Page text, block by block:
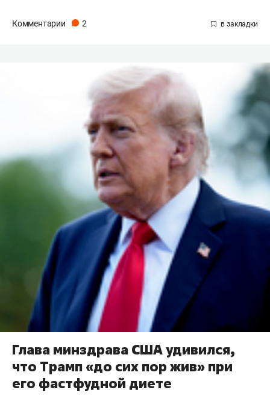
Комментарии 2
Глава минздрава США удивился,
что Трамп «до сих пор жив» при
его фастфудной диете